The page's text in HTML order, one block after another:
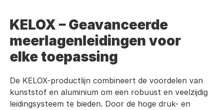
KELOX – Geavanceerde
meerlagenleidingen voor
elke toepassing
De KELOX-productlijn combineert de voordelen van
kunststof en aluminium om een robuust en veelzijdig
leidingsysteem te bieden. Door de hoge druk- en